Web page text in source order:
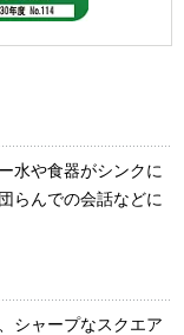
水や食器がシンクに
らんでの会話などに
シャープなスクエア